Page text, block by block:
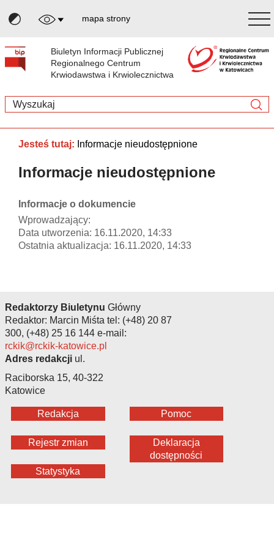
mapa strony
Biuletyn Informacji Publicznej
Regionalnego Centrum
Krwiodawstwa i Krwiolecznictwa
Jesteś tutaj: Informacje nieudostępnione
Informacje nieudostępnione
Informacje o dokumencie
Wprowadzający:
Data utworzenia: 16.11.2020, 14:33
Ostatnia aktualizacja: 16.11.2020, 14:33
Redaktorzy Biuletynu Główny
Redaktor: Marcin Miśta tel: (+48) 20 87
300, (+48) 25 16 144 e-mail:
rckik@rckik-katowice.pl
Adres redakcji ul.
Raciborska 15, 40-322
Katowice
Redakcja
Rejestr zmian
Statystyka
Pomoc
Deklaracja
dostępności